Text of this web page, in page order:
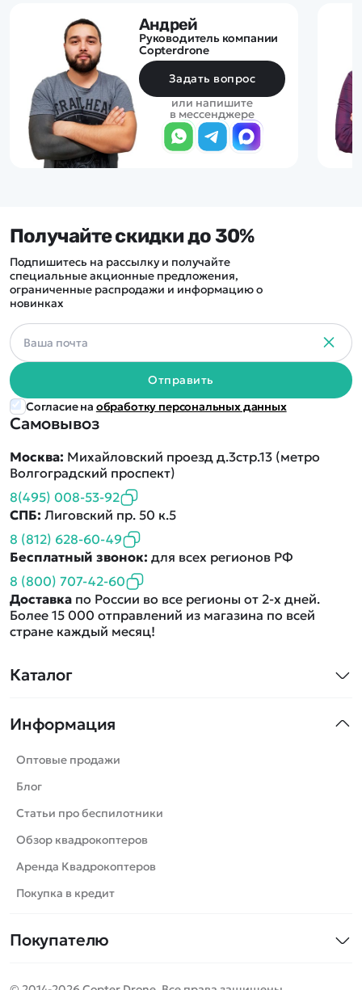
Андрей
Руководитель компании
Copterdrone
Задать вопрос
или напишите
в мессенджере
Каталог
Машинки
Танки
Вертолеты
Катера
Роботы
Самолеты
Сборные модели
Спецтехника
Информация
Оптовые продажи
Блог
Статьи про беспилотники
Обзор квадрокоптеров
Аренда Квадрокоптеров
Покупка в кредит
Покупателю
Самовывоз
Москва: Михайловский проезд д.3стр.13 (метро
Волгоградский проспект)
8(495) 008-53-92
СПБ: Лиговский пр. 50 к.5
8 (812) 628-60-49
Бесплатный звонок: для всех регионов РФ
8 (800) 707-42-60
Доставка по России во все регионы от 2-х дней.
Более 15 000 отправлений из магазина по всей
стране каждый месяц!
Получайте скидки до 30%
Подпишитесь на рассылку и получайте
специальные акционные предложения,
ограниченные распродажи и информацию о
новинках
Отправить
Согласие на обработку персональных данных